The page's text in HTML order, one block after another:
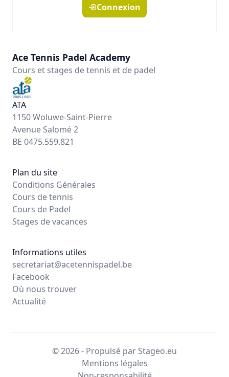
Connexion
Ace Tennis Padel Academy
Cours et stages de tennis et de padel
ATA
1150 Woluwe-Saint-Pierre
Avenue Salomé 2
BE 0475.559.821
Plan du site
Conditions Générales
Cours de tennis
Cours de Padel
Stages de vacances
Informations utiles
secretariat@acetennispadel.be
Facebook
Où nous trouver
Actualité
© 2026 - Propulsé par Stageo.eu
Mentions légales